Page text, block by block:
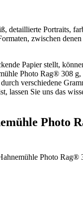
detaillierte Portraits,
zwischen
Papier stellt,
Photo Rag® 308
verschiedene
lassen Sie uns das
Photo Rag®